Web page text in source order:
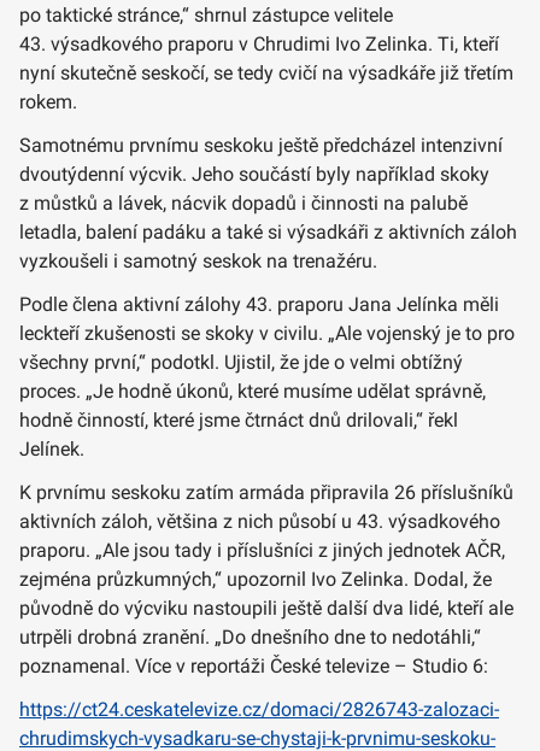
po taktické stránce,“ shrnul zástupce velitele
43. výsadkového praporu v Chrudimi Ivo Zelinka. Ti, kteří
nyní skutečně seskočí, se tedy cvičí na výsadkáře již třetím
rokem.
Samotnému prvnímu seskoku ještě předcházel intenzivní
dvoutýdenní výcvik. Jeho součástí byly například skoky
z můstků a lávek, nácvik dopadů i činnosti na palubě
letadla, balení padáku a také si výsadkáři z aktivních záloh
vyzkoušeli i samotný seskok na trenažéru.
Podle člena aktivní zálohy 43. praporu Jana Jelínka měli
leckteří zkušenosti se skoky v civilu. „Ale vojenský je to pro
všechny první,“ podotkl. Ujistil, že jde o velmi obtížný
proces. „Je hodně úkonů, které musíme udělat správně,
hodně činností, které jsme čtrnáct dnů drilovali,“ řekl
Jelínek.
K prvnímu seskoku zatím armáda připravila 26 příslušníků
aktivních záloh, většina z nich působí u 43. výsadkového
praporu. „Ale jsou tady i příslušníci z jiných jednotek AČR,
zejména průzkumných,“ upozornil Ivo Zelinka. Dodal, že
původně do výcviku nastoupili ještě další dva lidé, kteří ale
utrpěli drobná zranění. „Do dnešního dne to nedotáhli,“
poznamenal. Více v reportáži České televize – Studio 6:
https://ct24.ceskatelevize.cz/domaci/2826743-zalozaci-
chrudimskych-vysadkaru-se-chystaji-k-prvnimu-seskoku-